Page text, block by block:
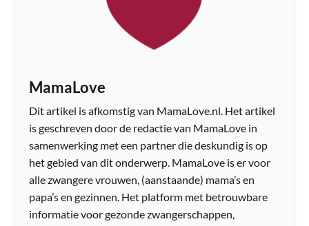
MamaLove
Dit artikel is afkomstig van MamaLove.nl. Het artikel
is geschreven door de redactie van MamaLove in
samenwerking met een partner die deskundig is op
het gebied van dit onderwerp. MamaLove is er voor
alle zwangere vrouwen, (aanstaande) mama’s en
papa’s en gezinnen. Het platform met betrouwbare
informatie voor gezonde zwangerschappen,